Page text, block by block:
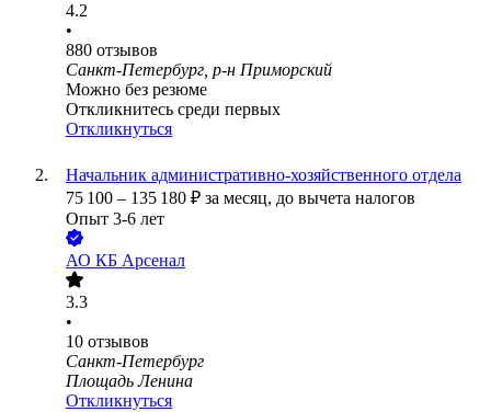
4.2
•
880 отзывов
Санкт-Петербург, р-н Приморский
Можно без резюме
Откликнитесь среди первых
Откликнуться
Начальник административно-хозяйственного отдела
75 100 – 135 180 ₽ за месяц, до вычета налогов
Опыт 3-6 лет
АО КБ Арсенал
3.3
•
10 отзывов
Санкт-Петербург
Площадь Ленина
Откликнуться